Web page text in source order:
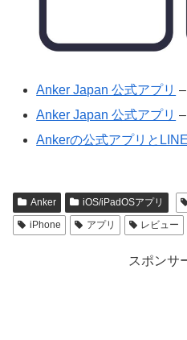
Anker Japan 公式アプリ
Anker Japan 公式アプリ
Ankerの公式アプリと
Anker iOS/iPadOSアプリ
iPhone
アプリ レビュー
スポンサ